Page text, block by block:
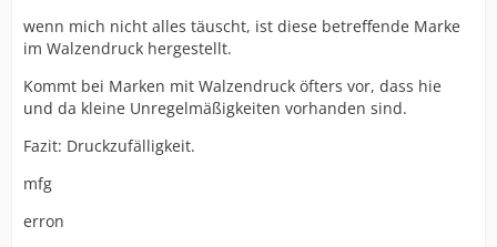
wenn mich nicht alles täuscht, ist diese betreffende Marke
im Walzendruck hergestellt.
Kommt bei Marken mit Walzendruck öfters vor, dass hie
und da kleine Unregelmäßigkeiten vorhanden sind.
Fazit: Druckzufälligkeit.
mfg
erron